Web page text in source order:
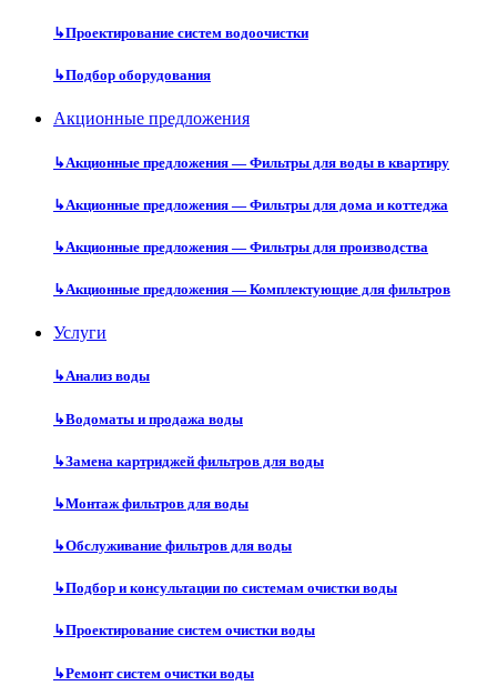
↳Проектирование систем водоочистки
↳Подбор оборудования
Акционные предложения
↳Акционные предложения — Фильтры для воды в квартиру
↳Акционные предложения — Фильтры для дома и коттеджа
↳Акционные предложения — Фильтры для производства
↳Акционные предложения — Комплектующие для фильтров
Услуги
↳Анализ воды
↳Водоматы и продажа воды
↳Замена картриджей фильтров для воды
↳Монтаж фильтров для воды
↳Обслуживание фильтров для воды
↳Подбор и консультации по системам очистки воды
↳Проектирование систем очистки воды
↳Ремонт систем очистки воды